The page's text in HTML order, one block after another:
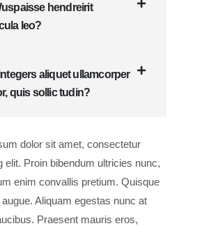
hendreirit
leo?
aliquet ullamcorper
quis sollic tudin?
dolor sit amet, consectetur
elit. Proin bibendum ultricies nunc,
enim convallis pretium. Quisque
Aliquam egestas nunc at
Praesent mauris eros,